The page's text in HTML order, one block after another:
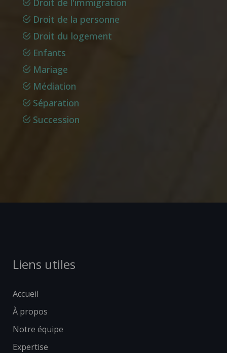
Droit de l'immigration
Droit de la personne
Droit du logement
Enfants
Mariage
Médiation
Séparation
Succession
Liens utiles
Accueil
À propos
Notre équipe
Expertise